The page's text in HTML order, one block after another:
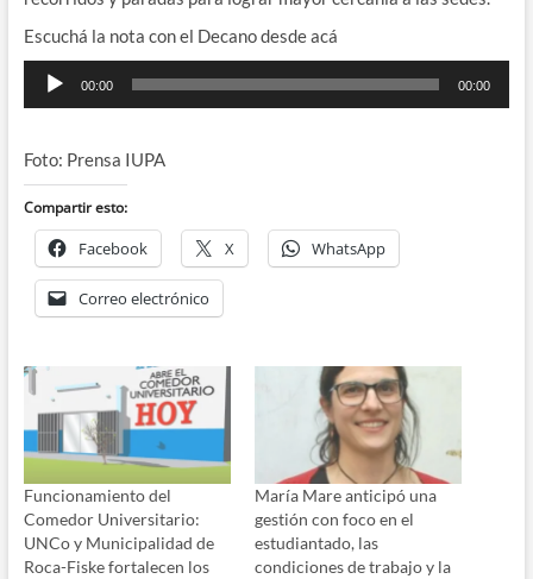
Escuchá la nota con el Decano desde acá
Reproductor
00:00 00:00
Foto: Prensa IUPA
Compartir esto:
Facebook X WhatsApp
Correo electrónico
Funcionamiento del
Comedor Universitario:
UNCo y Municipalidad de
Roca-Fiske fortalecen los
María Mare anticipó una
gestión con foco en el
estudiantado, las
condiciones de trabajo y la